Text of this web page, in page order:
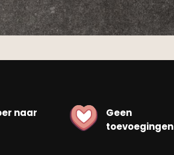
naar
Geen
toevoegingen